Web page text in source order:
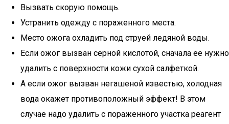
Вызвать скорую помощь.
Устранить одежду с пораженного места.
Место ожога охладить под струей ледяной воды.
Если ожог вызван серной кислотой, сначала ее нужно
удалить с поверхности кожи сухой салфеткой.
А если ожог вызван негашеной известью, холодная
вода окажет противоположный эффект! В этом
случае надо удалить с пораженного участка реагент